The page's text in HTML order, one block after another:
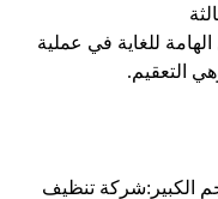
للغاية في عملية
التعقيم.
الكبير:شركة تنظيف